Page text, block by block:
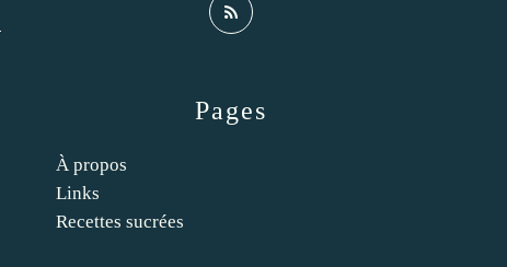
Pages
À propos
Links
Recettes sucrées